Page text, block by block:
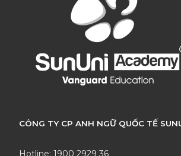
CÔNG TY CP ANH NGỮ QUỐC TẾ
Hotline: 1900 2929 36